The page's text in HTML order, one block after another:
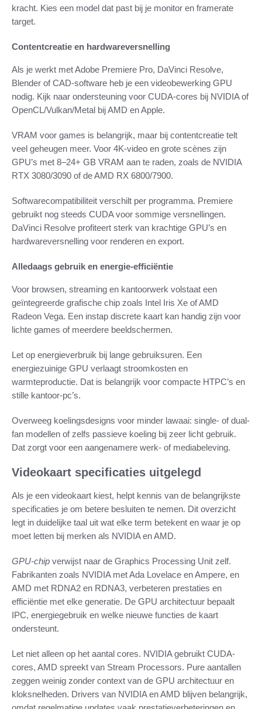
kracht. Kies een model dat past bij je monitor en framerate
target.
Contentcreatie en hardwareversnelling
Als je werkt met Adobe Premiere Pro, DaVinci Resolve,
Blender of CAD-software heb je een videobewerking GPU
nodig. Kijk naar ondersteuning voor CUDA-cores bij NVIDIA of
OpenCL/Vulkan/Metal bij AMD en Apple.
VRAM voor games is belangrijk, maar bij contentcreatie telt
veel geheugen meer. Voor 4K-video en grote scènes zijn
GPU’s met 8–24+ GB VRAM aan te raden, zoals de NVIDIA
RTX 3080/3090 of de AMD RX 6800/7900.
Softwarecompatibiliteit verschilt per programma. Premiere
gebruikt nog steeds CUDA voor sommige versnellingen.
DaVinci Resolve profiteert sterk van krachtige GPU’s en
hardwareversnelling voor renderen en export.
Alledaags gebruik en energie-efficiëntie
Voor browsen, streaming en kantoorwerk volstaat een
geïntegreerde grafische chip zoals Intel Iris Xe of AMD
Radeon Vega. Een instap discrete kaart kan handig zijn voor
lichte games of meerdere beeldschermen.
Let op energieverbruik bij lange gebruiksuren. Een
energiezuinige GPU verlaagt stroomkosten en
warmteproductie. Dat is belangrijk voor compacte HTPC’s en
stille kantoor-pc’s.
Overweeg koelingsdesigns voor minder lawaai: single- of dual-
fan modellen of zelfs passieve koeling bij zeer licht gebruik.
Dat zorgt voor een aangenamere werk- of mediabeleving.
Videokaart specificaties uitgelegd
Als je een videokaart kiest, helpt kennis van de belangrijkste
specificaties je om betere besluiten te nemen. Dit overzicht
legt in duidelijke taal uit wat elke term betekent en waar je op
moet letten bij merken als NVIDIA en AMD.
GPU-chip verwijst naar de Graphics Processing Unit zelf.
Fabrikanten zoals NVIDIA met Ada Lovelace en Ampere, en
AMD met RDNA2 en RDNA3, verbeteren prestaties en
efficiëntie met elke generatie. De GPU architectuur bepaalt
IPC, energiegebruik en welke nieuwe functies de kaart
ondersteunt.
Let niet alleen op het aantal cores. NVIDIA gebruikt CUDA-
cores, AMD spreekt van Stream Processors. Pure aantallen
zeggen weinig zonder context van de GPU architectuur en
kloksnelheden. Drivers van NVIDIA en AMD blijven belangrijk,